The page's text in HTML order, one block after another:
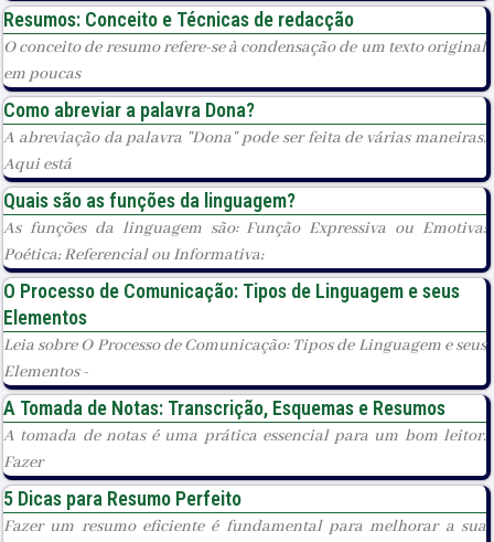
Resumos: Conceito e Técnicas de redacção
O conceito de resumo refere-se à condensação de um texto original
em poucas
Como abreviar a palavra Dona?
A abreviação da palavra "Dona" pode ser feita de várias maneiras.
Aqui está
Quais são as funções da linguagem?
As funções da linguagem são: Função Expressiva ou Emotiva;
Poética; Referencial ou Informativa;
O Processo de Comunicação: Tipos de Linguagem e seus
Elementos
Leia sobre O Processo de Comunicação: Tipos de Linguagem e seus
Elementos -
A Tomada de Notas: Transcrição, Esquemas e Resumos
A tomada de notas é uma prática essencial para um bom leitor.
Fazer
5 Dicas para Resumo Perfeito
Fazer um resumo eficiente é fundamental para melhorar a sua